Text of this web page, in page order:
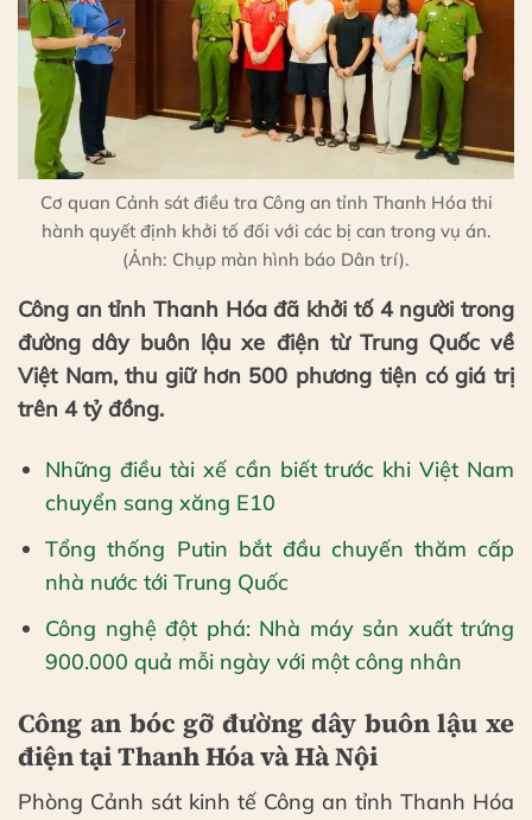
Cơ quan Cảnh sát điều tra Công an tỉnh Thanh Hóa thi
hành quyết định khởi tố đối với các bị can trong vụ án.
(Ảnh: Chụp màn hình báo Dân trí).
Công an tỉnh Thanh Hóa đã khởi tố 4 người trong
đường dây buôn lậu xe điện từ Trung Quốc về
Việt Nam, thu giữ hơn 500 phương tiện có giá trị
trên 4 tỷ đồng.
Những điều tài xế cần biết trước khi Việt Nam
chuyển sang xăng E10
Tổng thống Putin bắt đầu chuyến thăm cấp
nhà nước tới Trung Quốc
Công nghệ đột phá: Nhà máy sản xuất trứng
900.000 quả mỗi ngày với một công nhân
Công an bóc gỡ đường dây buôn lậu xe
điện tại Thanh Hóa và Hà Nội
Phòng Cảnh sát kinh tế Công an tỉnh Thanh Hóa